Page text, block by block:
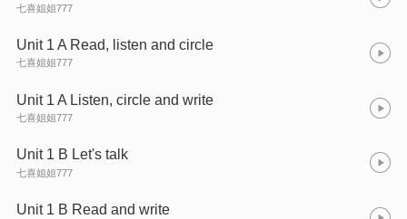
七喜姐姐777
Unit 1 A Read, listen and circle
七喜姐姐777
Unit 1 A Listen, circle and write
七喜姐姐777
Unit 1 B Let's talk
七喜姐姐777
Unit 1 B Read and write